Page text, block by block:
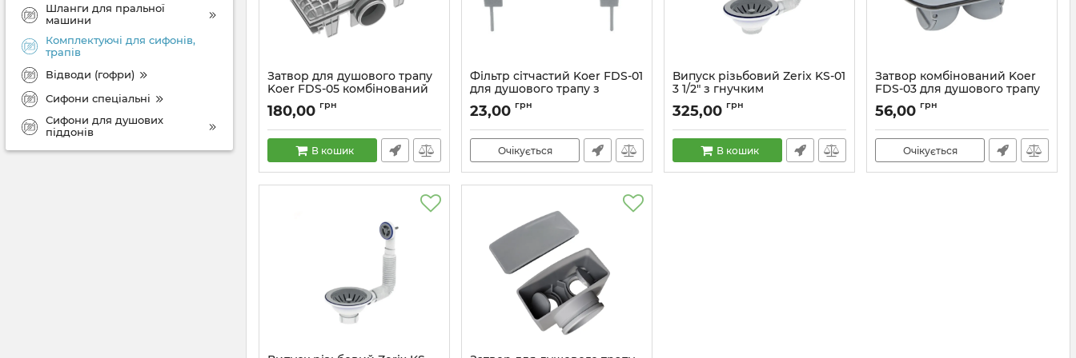
Шланги для пральної
машини
Комплектуючі для сифонів,
трапів
Відводи (гофри)
Сифони спеціальні
Сифони для душових
піддонів
Затвор для душового трапу
Koer FDS-05 комбінований
"маятниковий" з
нержавіючою основою
(KR5839)
Артикул:
180,00 грн
В кошик
Фільтр сітчастий Koer FDS-01
для душового трапу з
нержавіючою основою
(AC0720)
Артикул: AC0720
23,00 грн
Очікується
Випуск різьбовий Zerix KS-01
3 1/2" з гнучким
прямокутним переливом
(ZX5091)
Артикул: ZX5091
325,00 грн
В кошик
Затвор комбінований Koer
FDS-03 для душового трапу
з поворотною основою
(AC0722)
Артикул: AC0722
56,00 грн
Очікується